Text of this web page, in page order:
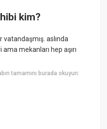
kim?
vatandaşmış. aslında
mekanları hep aşırı
tamamını burada okuyun: